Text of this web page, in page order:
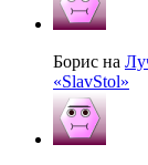
Борис на
«SlavStol»